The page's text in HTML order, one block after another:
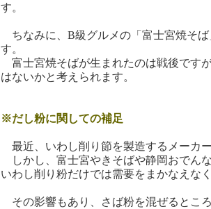
す。
ちなみに、B級グルメの「富士宮焼そ
す。
富士宮焼そばが生まれたのは戦後です
はないかと考えられます。
※だし粉に関しての補足
最近、いわし削り節を製造するメーカ
しかし、富士宮やきそばや静岡おでん
いわし削り粉だけでは需要をまかなえな
その影響もあり、さば粉を混ぜるとこ